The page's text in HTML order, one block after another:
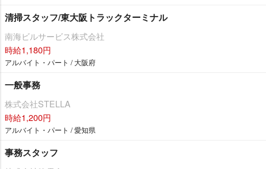
清掃スタッフ/東大阪トラックターミナル
南海ビルサービス株式会社
時給1,180円
アルバイト・パート / 大阪府
一般事務
株式会社STELLA
時給1,200円
アルバイト・パート / 愛知県
事務スタッフ